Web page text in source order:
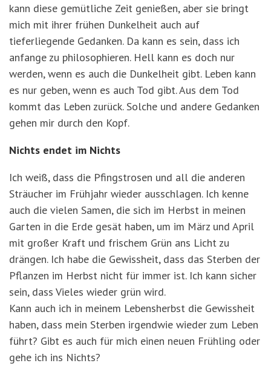
kann diese gemütliche Zeit genießen, aber sie bringt
mich mit ihrer frühen Dunkelheit auch auf
tieferliegende Gedanken. Da kann es sein, dass ich
anfange zu philosophieren. Hell kann es doch nur
werden, wenn es auch die Dunkelheit gibt. Leben kann
es nur geben, wenn es auch Tod gibt. Aus dem Tod
kommt das Leben zurück. Solche und andere Gedanken
gehen mir durch den Kopf.
Nichts endet im Nichts
Ich weiß, dass die Pfingstrosen und all die anderen
Sträucher im Frühjahr wieder ausschlagen. Ich kenne
auch die vielen Samen, die sich im Herbst in meinen
Garten in die Erde gesät haben, um im März und April
mit großer Kraft und frischem Grün ans Licht zu
drängen. Ich habe die Gewissheit, dass das Sterben der
Pflanzen im Herbst nicht für immer ist. Ich kann sicher
sein, dass Vieles wieder grün wird.
Kann auch ich in meinem Lebensherbst die Gewissheit
haben, dass mein Sterben irgendwie wieder zum Leben
führt? Gibt es auch für mich einen neuen Frühling oder
gehe ich ins Nichts?